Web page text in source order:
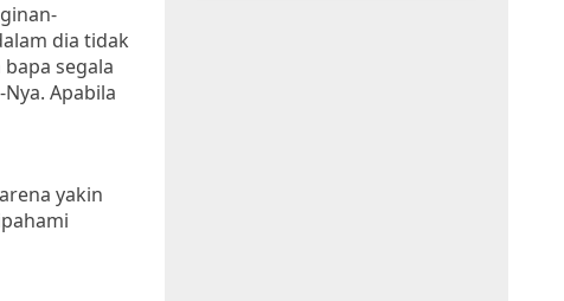
dia tidak
segala
Apabila
yakin